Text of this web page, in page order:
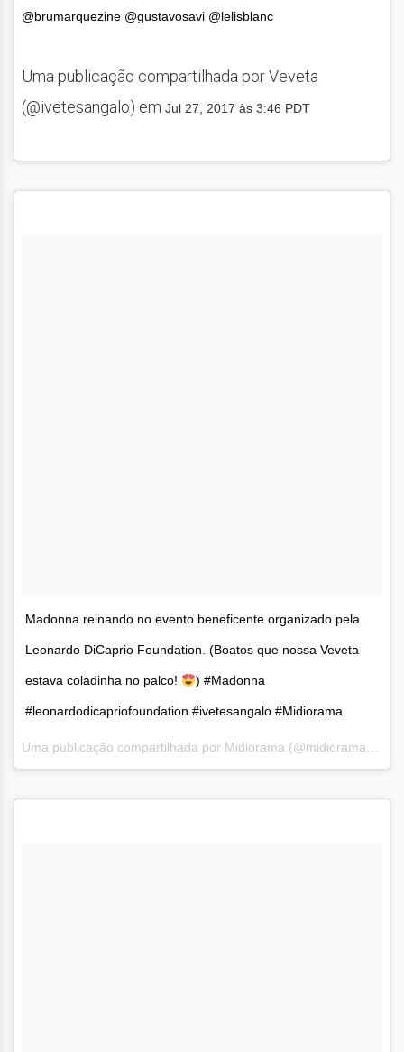
@brumarquezine @gustavosavi @lelisblanc
Uma publicação compartilhada por Veveta
(@ivetesangalo) em Jul 27, 2017 às 3:46 PDT
Madonna reinando no evento beneficente organizado pela
Leonardo DiCaprio Foundation. (Boatos que nossa Veveta
estava coladinha no palco! ) #Madonna
#leonardodicapriofoundation #ivetesangalo #Midiorama
Uma publicação compartilhada por Midiorama (@midiorama) em